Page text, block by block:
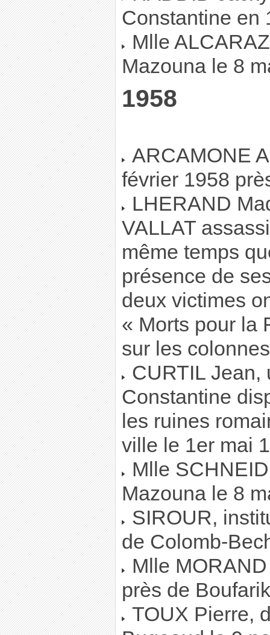
Constantine en
Mlle
Mazouna le 8
1958
ARCAMONE
février 1958
LHERAND
VALLAT
même temps
présence de
deux victimes
« Morts pour la
sur les
CURTIL Jean,
Constantine
les ruines
ville le 1er mai
Mlle
Mazouna le 8
SIROUR,
de Colomb-
Mlle
près de
TOUX Pierre,